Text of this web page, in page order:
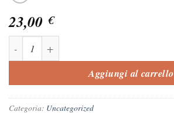
23,00 €
Aggiungi al carrello
Categoria: Uncategorized